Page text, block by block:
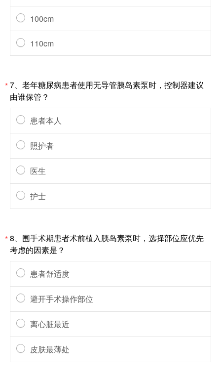
100cm
110cm
*7、老年糖尿病患者使用无导管胰岛素泵时，控制器建议
由谁保管？
患者本人
照护者
医生
护士
*8、围手术期患者术前植入胰岛素泵时，选择部位应优先
考虑的因素是？
患者舒适度
避开手术操作部位
离心脏最近
皮肤最薄处